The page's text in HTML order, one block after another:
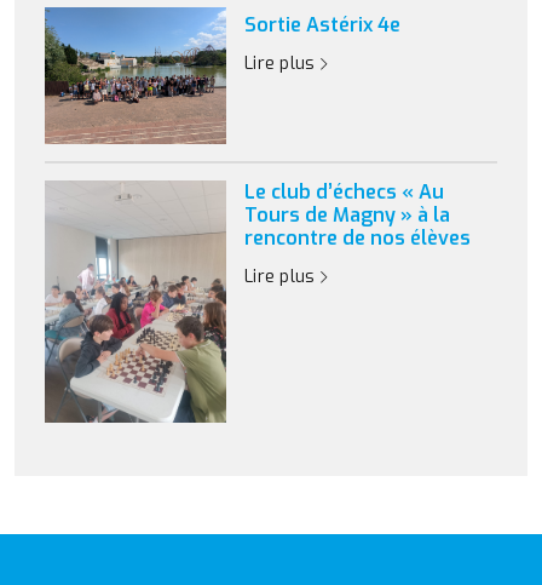
Sortie Astérix 4e
Lire plus
Le club d’échecs « Au
Tours de Magny » à la
rencontre de nos élèves
Lire plus